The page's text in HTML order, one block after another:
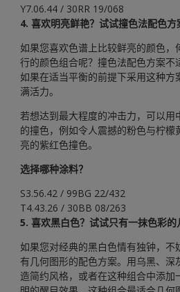
Y7.06.44 / 30RR 19/068
4. 喜欢明亮鲜艳？试试撞色法配色方
如果您喜欢色谱上比较鲜亮的颜色，
行的颜色组合呢？撞色法配色方案不
如果在适当平衡的前提下采用这种方
满活力。
若想达到最大程度的冲击力，可以用
的撞色，例如令人震撼的粉色与柠
亮的紫红色撞色。
选择哪种涂料？
S3.56.42 / 99BG 22/432
T4.43.26 / 30BB 08/263
5. 喜欢黑白色？试试只有一抹色彩
如果您对经典的黑白色情有独钟，不
有几何图形的配色方案。用乌黑、深
造简约风格，或者在这种组合中添加